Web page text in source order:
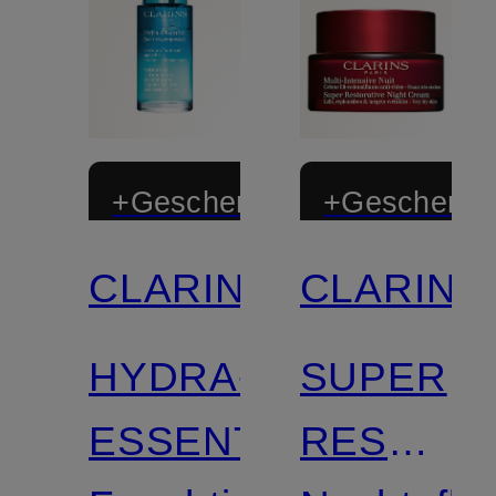
+Geschenk
Zertifiziert
CLARINS
HYDRA-
ESSENTIEL
+Geschenk
Zertifiziert
CLARINS
SUPER